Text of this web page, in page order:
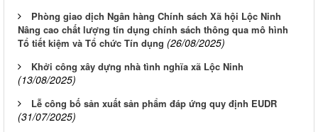
Phòng giao dịch Ngân hàng Chính sách Xã hội Lộc Ninh
Nâng cao chất lượng tín dụng chính sách thông qua mô hình
Tổ tiết kiệm và Tổ chức Tín dụng (26/08/2025)
Khởi công xây dựng nhà tình nghĩa xã Lộc Ninh
(13/08/2025)
Lễ công bố sản xuất sản phẩm đáp ứng quy định EUDR
(31/07/2025)